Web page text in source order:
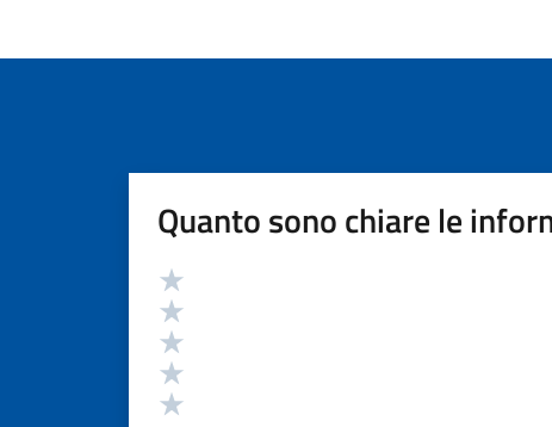
Quanto sono chiare le
Valutazione